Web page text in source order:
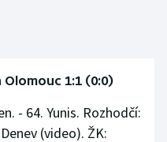
1:1 (0:0)
- 64. Yunis. Rozhodčí:
(video). ŽK: